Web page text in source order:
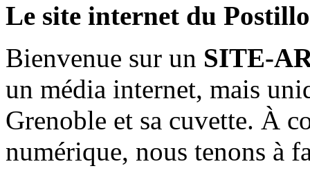
Le site internet du
Bienvenue sur un SITE-
un média internet, mais
Grenoble et sa cuvette. À
numérique, nous tenons à